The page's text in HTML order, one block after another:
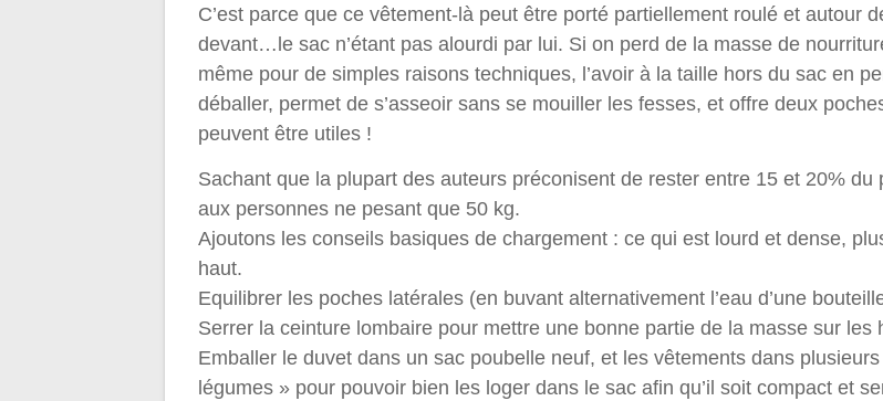
C’est parce que ce vêtement-là peut être porté partiellement roulé et autour
devant…le sac n’étant pas alourdi par lui. Si on perd de la masse de
même pour de simples raisons techniques, l’avoir à la taille hors du sac en
déballer, permet de s’asseoir sans se mouiller les fesses, et offre deux
peuvent être utiles !
Sachant que la plupart des auteurs préconisent de rester entre 15 et 20%
aux personnes ne pesant que 50 kg.
Ajoutons les conseils basiques de chargement : ce qui est lourd et dense,
haut.
Equilibrer les poches latérales (en buvant alternativement l’eau d’une
Serrer la ceinture lombaire pour mettre une bonne partie de la masse sur les
Emballer le duvet dans un sac poubelle neuf, et les vêtements dans
légumes » pour pouvoir bien les loger dans le sac afin qu’il soit compact et